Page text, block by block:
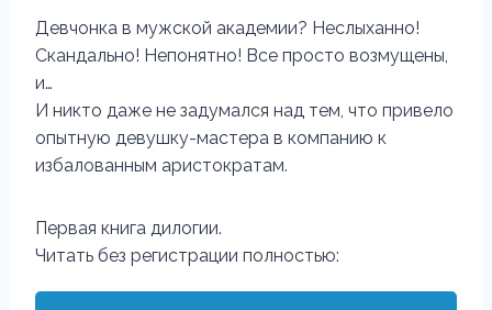
Девчонка в мужской академии? Неслыханно!
Скандально! Непонятно! Все просто возмущены,
и…
И никто даже не задумался над тем, что привело
опытную девушку-мастера в компанию к
избалованным аристократам.
Первая книга дилогии.
Читать без регистрации полностью: